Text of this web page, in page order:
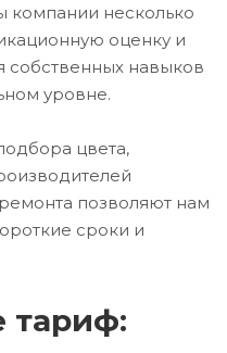
компании несколько
оценку и
навыков
уровне.
цвета,
позволяют нам
сроки и
тариф: